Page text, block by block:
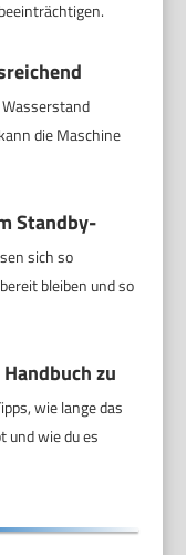
Wasserstand
die Maschine
Standby-
sich so
bleiben und so
zu
wie lange das
und wie du es